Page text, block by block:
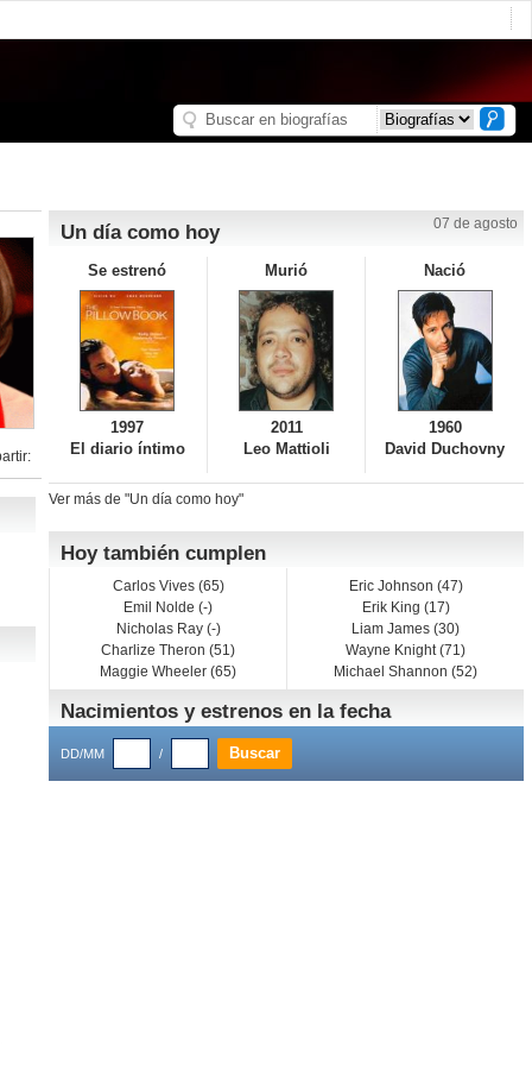
Un día como hoy 07 de agosto
Se estrenó
1997
El diario íntimo
Murió
2011
Leo Mattioli
Nació
1960
David Duchovny
Ver más de "Un día como hoy"
Hoy también cumplen
Carlos Vives (65)
Emil Nolde (-)
Nicholas Ray (-)
Charlize Theron (51)
Maggie Wheeler (65)
Eric Johnson (47)
Erik King (17)
Liam James (30)
Wayne Knight (71)
Michael Shannon (52)
Nacimientos y estrenos en la fecha
DD/MM /